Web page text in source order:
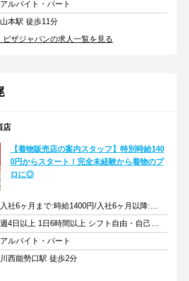
アルバイト・パート
山本駅 徒歩11分
ピザジャパンの求人一覧を見る
店
【着物販売店の案内スタッフ】特別時給140
0円からスタート！完全未経験から着物のプ
ロに◎
入社6ヶ月まで:時給1400円/入社6ヶ月以降:時給1200円～+交通費
週4日以上 1日6時間以上 シフト自由・自己申告
アルバイト・パート
川西能勢口駅 徒歩2分